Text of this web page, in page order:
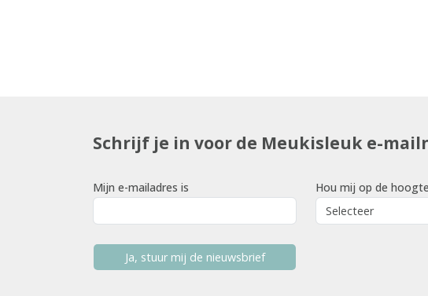
Schrijf je in voor de Meukisleuk e-
Mijn e-mailadres is Hou mij op de
Ja, stuur mij de nieuwsbrief